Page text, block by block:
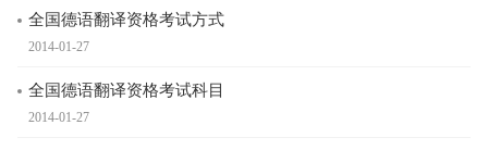
全国德语翻译资格考试方式
2014-01-27
全国德语翻译资格考试科目
2014-01-27